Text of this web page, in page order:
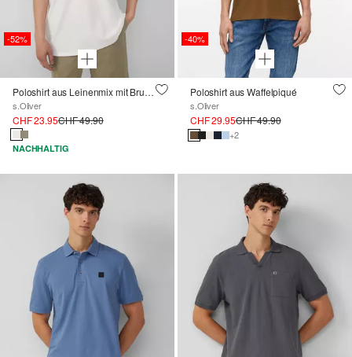
-52%
Poloshirt aus Leinenmix mit Brusttasche
s.Oliver
CHF 23.95CHF 49.90
NACHHALTIG
-40%
Poloshirt aus Waffelpiqué
s.Oliver
CHF 29.95CHF 49.90
+2